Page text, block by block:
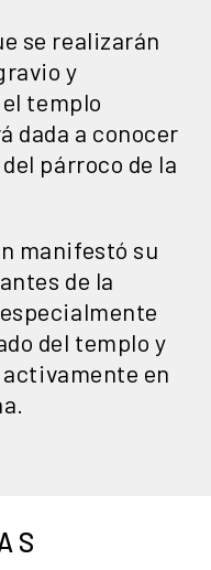
se realizarán
y
templo
dada a conocer
párroco de la
manifestó su
de la
del templo y
en